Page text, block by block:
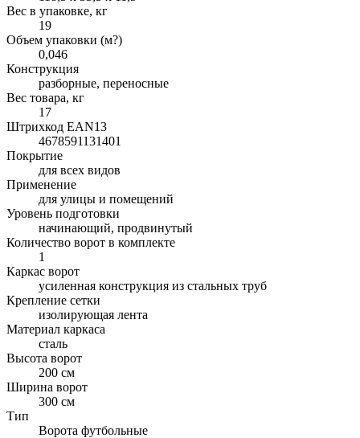
Вес в упаковке, кг
19
Объем упаковки (м?)
0,046
Конструкция
разборные, переносные
Вес товара, кг
17
Штрихкод EAN13
4678591131401
Покрытие
для всех видов
Применение
для улицы и помещений
Уровень подготовки
начинающий, продвинутый
Количество ворот в комплекте
1
Каркас ворот
усиленная конструкция из стальных труб
Крепление сетки
изолирующая лента
Материал каркаса
сталь
Высота ворот
200 см
Ширина ворот
300 см
Тип
Ворота футбольные